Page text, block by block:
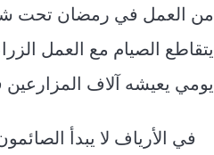
من العمل في رمضان
يتقاطع الصيام مع العمل
يومي يعيشه آلاف المزارعين
في الأرياف لا يبدأ